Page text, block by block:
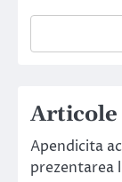
Articole
Apendicita
prezentarea